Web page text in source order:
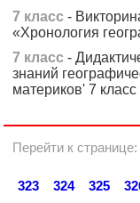
7 класс -
«Хронология
7 класс -
знаний
материков' 7 класс
Перейти к странице:
323 324 325